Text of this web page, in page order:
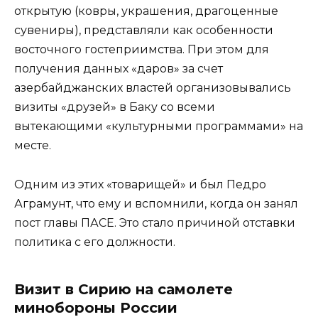
открытую (ковры, украшения, драгоценные
сувениры), представляли как особенности
восточного гостеприимства. При этом для
получения данных «даров» за счет
азербайджанских властей организовывались
визиты «друзей» в Баку со всеми
вытекающими «культурными программами» на
месте.
Одним из этих «товарищей» и был Педро
Аграмунт, что ему и вспомнили, когда он занял
пост главы ПАСЕ. Это стало причиной отставки
политика с его должности.
Визит в Сирию на самолете
минобороны России